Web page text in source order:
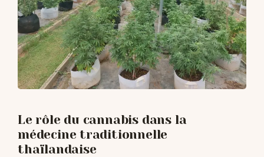
Le rôle du cannabis dans la
médecine traditionnelle
thaïlandaise